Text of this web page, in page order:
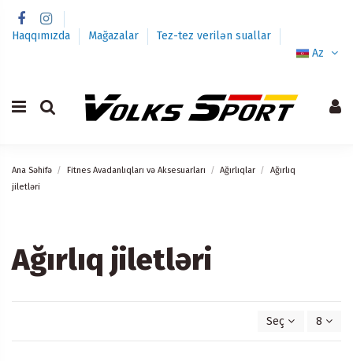
Haqqımızda Mağazalar
Tez-tez verilən suallar
Az
Ana Səhifə Fitnes Avadanlıqları və Aksesuarları Ağırlıqlar
Ağırlıq
jiletləri
Ağırlıq jiletləri
Seç 8